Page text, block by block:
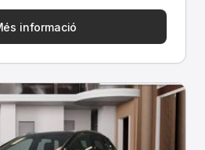
informació